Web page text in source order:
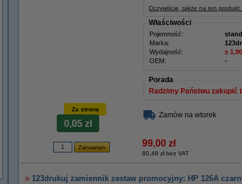
Oczywiście, także na ten produkt
Właściwości
Pojemność:
Marka:
Wydajność:
±
OEM:
-
Porada
Radzimy Państwu zakupić
Za stronę
0,05 zł
Zamów na wtorek
99,00 zł
80,49 zł bez VAT
123drukuj zamiennik zestaw promocyjny: HP 126A